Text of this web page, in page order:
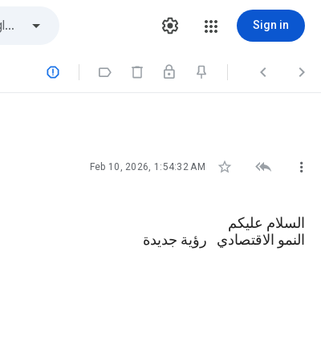
Sign in
   
Feb 10, 2026, 1:54:32 AM   
السلام عليكم
النمو الاقتصادي رؤية جديدة